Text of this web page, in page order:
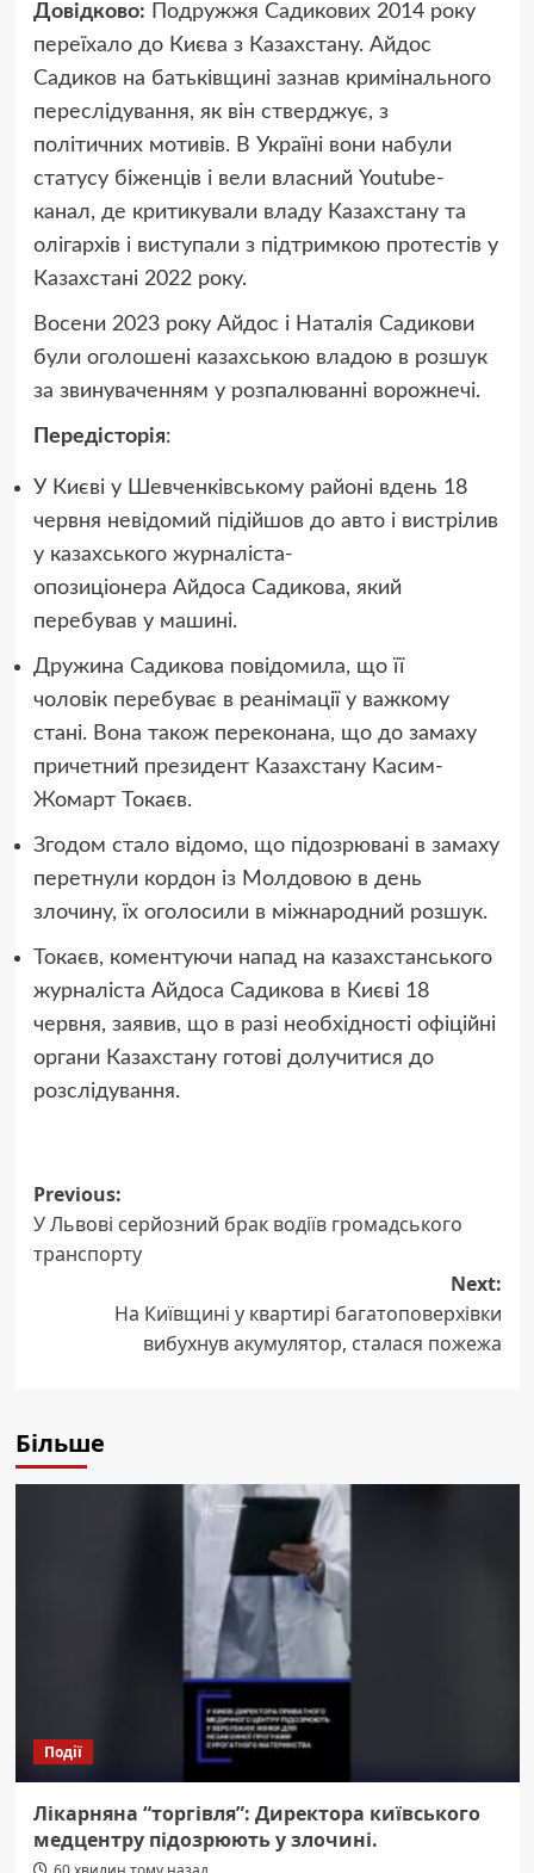
Довідково: Подружжя Садикових 2014 року
переїхало до Києва з Казахстану. Айдос
Садиков на батьківщині зазнав кримінального
переслідування, як він стверджує, з
політичних мотивів. В Україні вони набули
статусу біженців і вели власний Youtube-
канал, де критикували владу Казахстану та
олігархів і виступали з підтримкою протестів у
Казахстані 2022 року.
Восени 2023 року Айдос і Наталія Садикови
були оголошені казахською владою в розшук
за звинуваченням у розпалюванні ворожнечі.
Передісторія:
У Києві у Шевченківському районі вдень 18
червня невідомий підійшов до авто і вистрілив
у казахського журналіста-
опозиціонера Айдоса Садикова, який
перебував у машині.
Дружина Садикова повідомила, що її
чоловік перебуває в реанімації у важкому
стані. Вона також переконана, що до замаху
причетний президент Казахстану Касим-
Жомарт Токаєв.
Згодом стало відомо, що підозрювані в замаху
перетнули кордон із Молдовою в день
злочину, їх оголосили в міжнародний розшук.
Токаєв, коментуючи напад на казахстанського
журналіста Айдоса Садикова в Києві 18
червня, заявив, що в разі необхідності офіційні
органи Казахстану готові долучитися до
розслідування.
Post
navigation
Previous:
У Львові серйозний брак водіїв громадського
транспорту
Next:
На Київщині у квартирі багатоповерхівки
вибухнув акумулятор, сталася пожежа
Більше
Події
Лікарняна “торгівля”: Директора київського
медцентру підозрюють у злочині.